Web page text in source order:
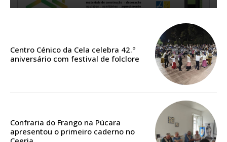
Planos de Assinatura
Faça-se assinante do Região de Cister e ajude-nos a manter este serviço
público!
Sendo assinante terá acesso a todos os conteúdos exclusivos e versões
Centro Cénico da Cela celebra 42.º
aniversário com festival de folclore
Confraria do Frango na Púcara
apresentou o primeiro caderno no